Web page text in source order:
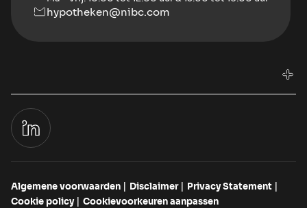
hypotheken@nibc.com
Algemene voorwaarden Disclaimer
Privacy Statement
Cookie policy
Cookievoorkeuren aanpassen